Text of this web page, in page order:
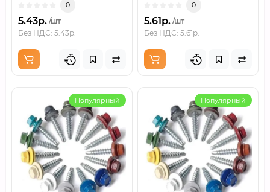
0
5.43р. /шт
Без НДС: 5.43р.
0
5.61р. /шт
Без НДС: 5.61р.
Популярный Популярный